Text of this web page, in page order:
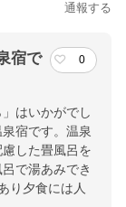
通報する
宿で
0
はいかがでし
宿です。温泉
した畳風呂を
で湯あみでき
り夕食には人